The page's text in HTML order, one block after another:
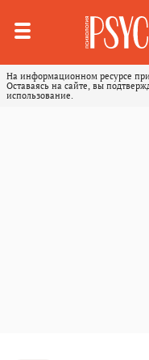
На информационном ресурсе
Оставаясь на сайте, вы
использование.